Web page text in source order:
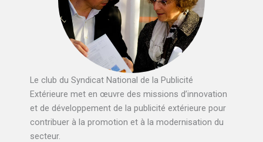
Le club du Syndicat National de la Publicité
Extérieure met en œuvre des missions d’innovation
et de développement de la publicité extérieure pour
contribuer à la promotion et à la modernisation du
secteur.